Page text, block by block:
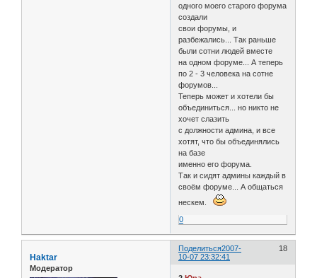
одного моего старого форума
создали
свои форумы, и
разбежались... Так раньше
были сотни людей вместе
на одном форуме... А теперь
по 2 - 3 человека на сотне
форумов...
Теперь может и хотели бы
объединиться... но никто не
хочет слазить
с должности админа, и все
хотят, что бы объединялись
на базе
именно его форума.
Так и сидят админы каждый в
своём форуме... А общаться
нескем.
0
Поделиться 18
2007-
10-07 23:32:41
Haktar
Модератор